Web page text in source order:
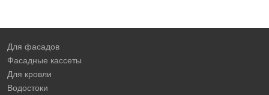
Для фасадов
Фасадные кассеты
Для кровли
Водостоки